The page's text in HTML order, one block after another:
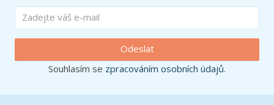
Odeslat
Souhlasím se zpracováním osobních údajů.